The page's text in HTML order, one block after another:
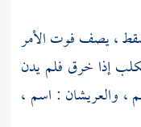
، يصف فوت الأمر
إذا خرق فلم يدن
والعريشان : اسم ،